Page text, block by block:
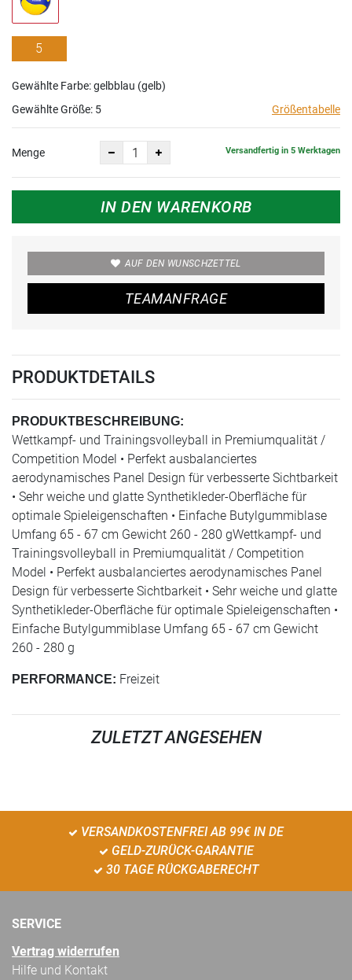
5
Gewählte Farbe: gelbblau (gelb)
Gewählte Größe: 5 Größentabelle
Menge Versandfertig in 5 Werktagen
IN DEN WARENKORB
AUF DEN WUNSCHZETTEL
TEAMANFRAGE
PRODUKTDETAILS
PRODUKTBESCHREIBUNG:
Wettkampf- und Trainingsvolleyball in Premiumqualität /
Competition Model • Perfekt ausbalanciertes
aerodynamisches Panel Design für verbesserte Sichtbarkeit
• Sehr weiche und glatte Synthetikleder-Oberfläche für
optimale Spieleigenschaften • Einfache Butylgummiblase
Umfang 65 - 67 cm Gewicht 260 - 280 gWettkampf- und
Trainingsvolleyball in Premiumqualität / Competition
Model • Perfekt ausbalanciertes aerodynamisches Panel
Design für verbesserte Sichtbarkeit • Sehr weiche und glatte
Synthetikleder-Oberfläche für optimale Spieleigenschaften •
Einfache Butylgummiblase Umfang 65 - 67 cm Gewicht
260 - 280 g
PERFORMANCE: Freizeit
ZULETZT ANGESEHEN
VERSANDKOSTENFREI AB 99€ IN DE
GELD-ZURÜCK-GARANTIE
30 TAGE RÜCKGABERECHT
SERVICE
Vertrag widerrufen
Hilfe und Kontakt